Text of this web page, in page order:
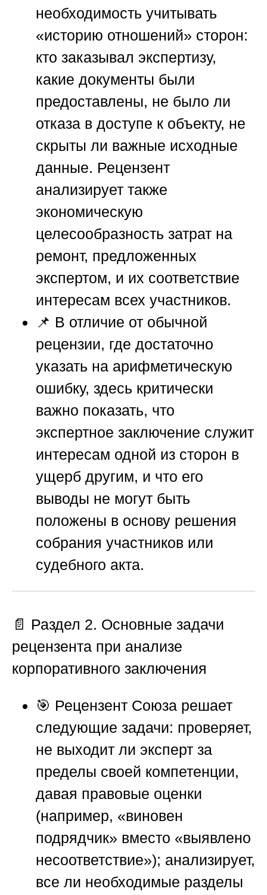
необходимость учитывать
«историю отношений» сторон:
кто заказывал экспертизу,
какие документы были
предоставлены, не было ли
отказа в доступе к объекту, не
скрыты ли важные исходные
данные. Рецензент
анализирует также
экономическую
целесообразность затрат на
ремонт, предложенных
экспертом, и их соответствие
интересам всех участников.
📌 В отличие от обычной
рецензии, где достаточно
указать на арифметическую
ошибку, здесь критически
важно показать, что
экспертное заключение служит
интересам одной из сторон в
ущерб другим, и что его
выводы не могут быть
положены в основу решения
собрания участников или
судебного акта.
📄 Раздел 2. Основные задачи
рецензента при анализе
корпоративного заключения
🎯 Рецензент Союза решает
следующие задачи: проверяет,
не выходит ли эксперт за
пределы своей компетенции,
давая правовые оценки
(например, «виновен
подрядчик» вместо «выявлено
несоответствие»); анализирует,
все ли необходимые разделы